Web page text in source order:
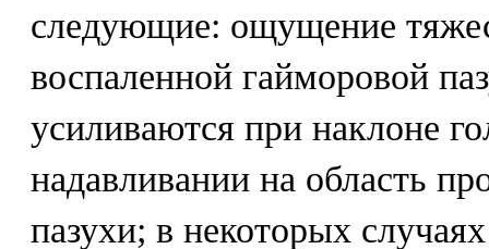
следующие: ощущение
воспаленной гайморовой
усиливаются при наклоне
надавливании на область
пазухи; в некоторых